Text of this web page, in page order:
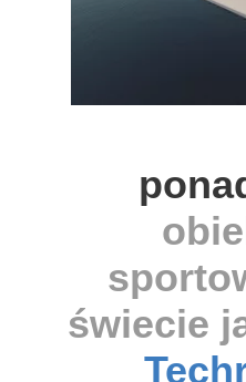
świecie